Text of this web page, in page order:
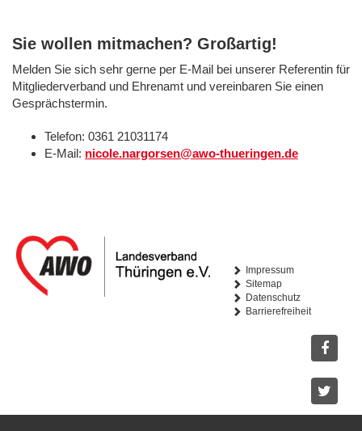
Sie wollen mitmachen? Großartig!
Melden Sie sich sehr gerne per E-Mail bei unserer Referentin für
Mitgliederverband und Ehrenamt und vereinbaren Sie einen
Gesprächstermin.
Telefon: 0361 21031174
E-Mail: nicole.nargorsen@awo-thueringen.de
Impressum
Sitemap
Datenschutz
Barrierefreiheit
Twitter